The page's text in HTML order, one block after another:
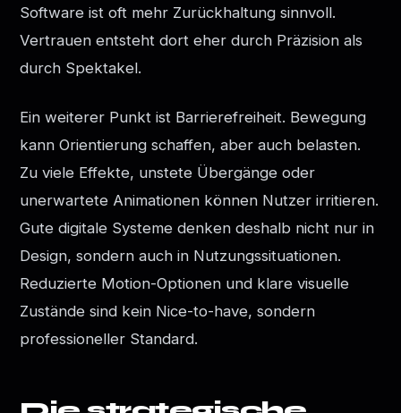
Software ist oft mehr Zurückhaltung sinnvoll.
Vertrauen entsteht dort eher durch Präzision als
durch Spektakel.
Ein weiterer Punkt ist Barrierefreiheit. Bewegung
kann Orientierung schaffen, aber auch belasten.
Zu viele Effekte, unstete Übergänge oder
unerwartete Animationen können Nutzer irritieren.
Gute digitale Systeme denken deshalb nicht nur in
Design, sondern auch in Nutzungssituationen.
Reduzierte Motion-Optionen und klare visuelle
Zustände sind kein Nice-to-have, sondern
professioneller Standard.